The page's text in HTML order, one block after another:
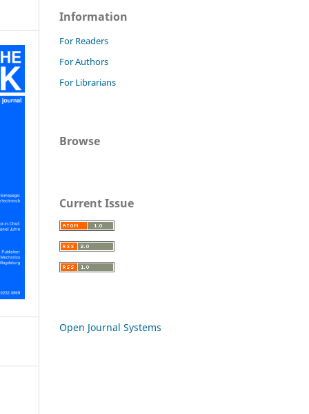
Information
For Readers
For Authors
For Librarians
Browse
Current Issue
Open Journal Systems